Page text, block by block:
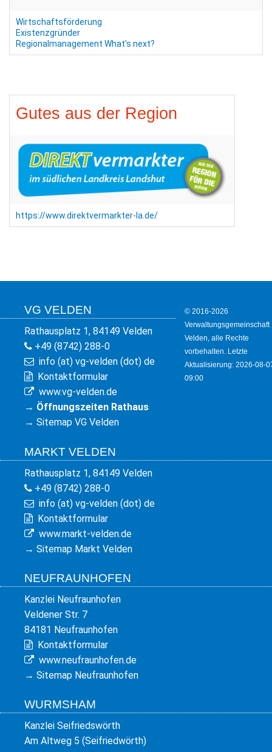
Wirtschaftsförderung
Existenzgründer
Regionalmanagement What's next?
Gutes aus der Region
https://www.direktvermarkter-la.de/
VG VELDEN
Rathausplatz 1, 84149 Velden
+49 (8742) 288-0
info (at) vg-velden (dot) de
Kontaktformular
www.vg-velden.de
→ Öffnungszeiten Rathaus
→ Sitemap VG Velden
MARKT VELDEN
Rathausplatz 1, 84149 Velden
+49 (8742) 288-0
info (at) vg-velden (dot) de
Kontaktformular
www.markt-velden.de
→ Sitemap Markt Velden
NEUFRAUNHOFEN
Kanzlei Neufraunhofen
Veldener Str. 7
84181 Neufraunhofen
Kontaktformular
www.neufraunhofen.de
→ Sitemap Neufraunhofen
WURMSHAM
Kanzlei Seifriedswörth
Am Altweg 5 (Seifriedwörth)
© 2016-2026
Verwaltungsgemeinschaft
Velden, alle Rechte
vorbehalten. Letzte
Aktualisierung: 2026-08-
09:00